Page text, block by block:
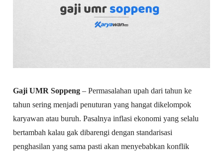
Gaji UMR Soppeng – Permasalahan upah dari tahun ke
tahun sering menjadi penuturan yang hangat dikelompok
karyawan atau buruh. Pasalnya inflasi ekonomi yang selalu
bertambah kalau gak dibarengi dengan standarisasi
penghasilan yang sama pasti akan menyebabkan konflik